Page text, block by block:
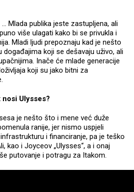
Mlada publika jeste zastupljena, ali
više ulagati kako bi se privukla i
Mladi ljudi prepoznaju kad je nešto
koji se dešavaju uživo, ali
Inače će mlade generacije
koji su jako bitni za
Ulysses?
je nešto što i mene već duže
ranije, jer nismo uspjeli
i financiranje, pa je teško
kao i Joyceov „Ulysses“, a i onaj
putovanje i potragu za Itakom.